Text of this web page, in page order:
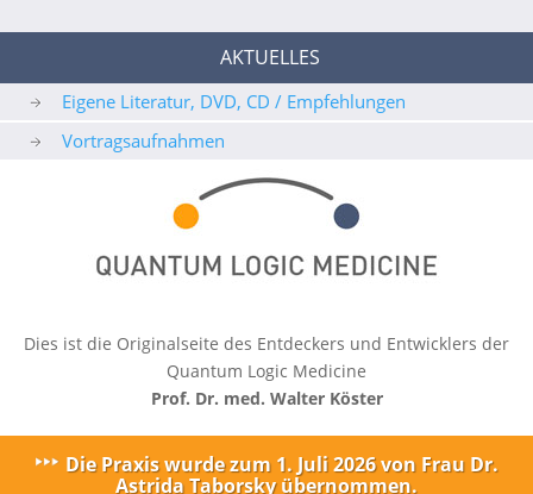
AKTUELLES
Eigene Literatur, DVD, CD / Empfehlungen
Vortragsaufnahmen
Dies ist die Originalseite des Entdeckers und Entwicklers der
Quantum Logic Medicine
Prof. Dr. med. Walter Köster
Die Praxis wurde zum 1. Juli 2026 von Frau Dr.
Astrida Taborsky übernommen.